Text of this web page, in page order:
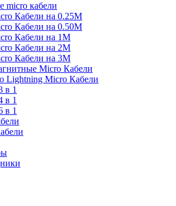
micro кабели
Кабели на 0.25М
Кабели на 0.50М
Кабели на 1М
Кабели на 2М
Кабели на 3М
Micro Кабели
Lightning Micro Кабели
в 1
в 1
в 1